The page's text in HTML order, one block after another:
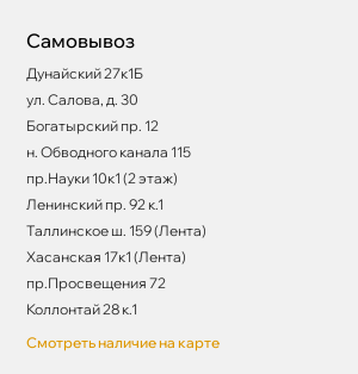
Самовывоз
Дунайский 27к1Б
ул. Салова, д. 30
Богатырский пр. 12
н. Обводного канала 115
пр.Науки 10к1 (2 этаж)
Ленинский пр. 92 к.1
Таллинское ш. 159 (Лента)
Хасанская 17к1 (Лента)
пр.Просвещения 72
Коллонтай 28 к.1
Смотреть наличие на карте